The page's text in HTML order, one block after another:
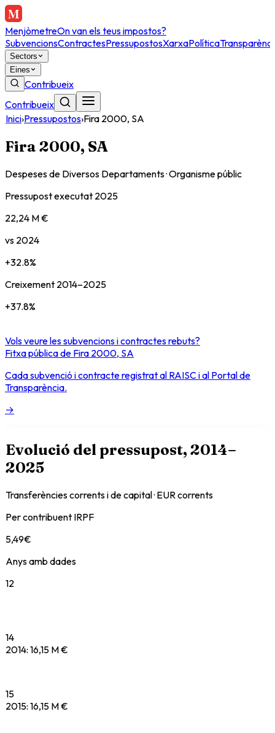
MenjòmetreOn van els teus impostos?
SubvencionsContractesPressupostosXarxaPolítica
Sectors
Eines
Contribueix
Contribueix
Inici›Pressupostos›Fira 2000, SA
Fira 2000, SA
Despeses de Diversos Departaments·Organisme públic
Pressupost executat 2025
22,24 M €
vs 2024
+32.8%
Creixement 2014–2025
+37.8%
Vols veure les subvencions i contractes rebuts?
Fitxa pública de Fira 2000, SA
Cada subvenció i contracte registrat al RAISC i al Portal de
Transparència.
→
Evolució del pressupost, 2014–
2025
Transferències corrents i de capital · EUR corrents
Per contribuent IRPF
5,49€
Anys amb dades
12
14
2014: 16,15 M €
15
2015: 16,15 M €